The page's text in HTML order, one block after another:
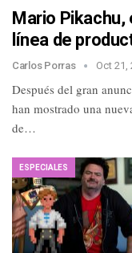
Mario
línea de
Carlos Porras Oct 21,
Después del gran
han mostrado una
de…
ESPECIALES